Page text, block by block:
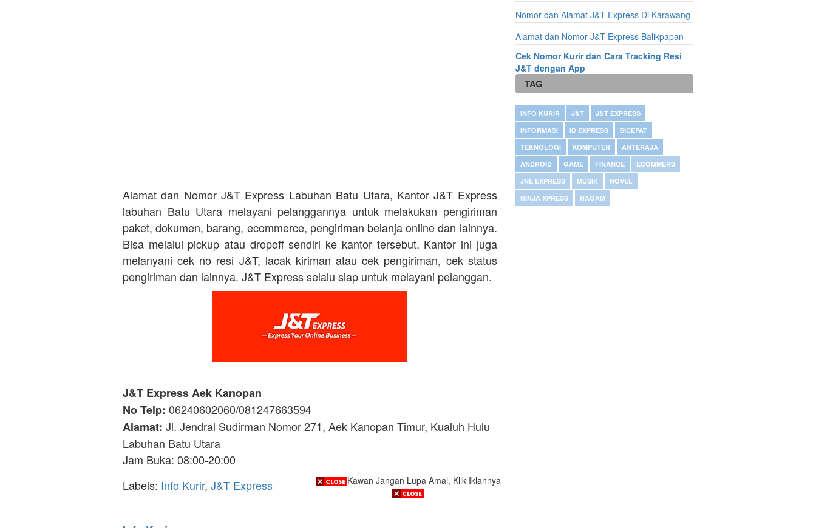
Alamat dan Nomor J&T Express Labuhan Batu Utara, Kantor J&T Express
labuhan Batu Utara melayani pelanggannya untuk melakukan pengiriman
paket, dokumen, barang, ecommerce, pengiriman belanja online dan lainnya.
Bisa melalui pickup atau dropoff sendiri ke kantor tersebut. Kantor ini juga
melanyani cek no resi J&T, lacak kiriman atau cek pengiriman, cek status
pengiriman dan lainnya. J&T Express selalu siap untuk melayani pelanggan.
J&T Express Aek Kanopan
No Telp: 06240602060/081247663594
Alamat: Jl. Jendral Sudirman Nomor 271, Aek Kanopan Timur, Kualuh Hulu
Labuhan Batu Utara
Jam Buka: 08:00-20:00
Labels: Info Kurir, J&T Express
Nomor dan Alamat J&T Express Di Karawang
Alamat dan Nomor J&T Express Balikpapan
Cek Nomor Kurir dan Cara Tracking Resi
J&T dengan App
TAG
INFO KURIR J&T
J&T EXPRESS
INFORMASI
ID EXPRESS
SICEPAT
TEKNOLOGI
KOMPUTER
ANTERAJA
ANDROID
GAME FINANCE
ECOMMERS
JNE EXPRESS
MUSIK
NOVEL
NINJA XPRESS
RAGAM
Kawan Jangan Lupa Amal, Klik Iklannya